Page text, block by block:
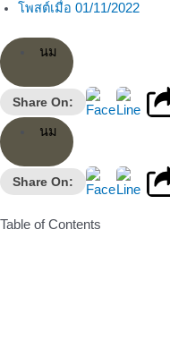
โพสต์เมื่อ 01/11/2022
นม
Share On:
นม
Share On:
Table of Contents